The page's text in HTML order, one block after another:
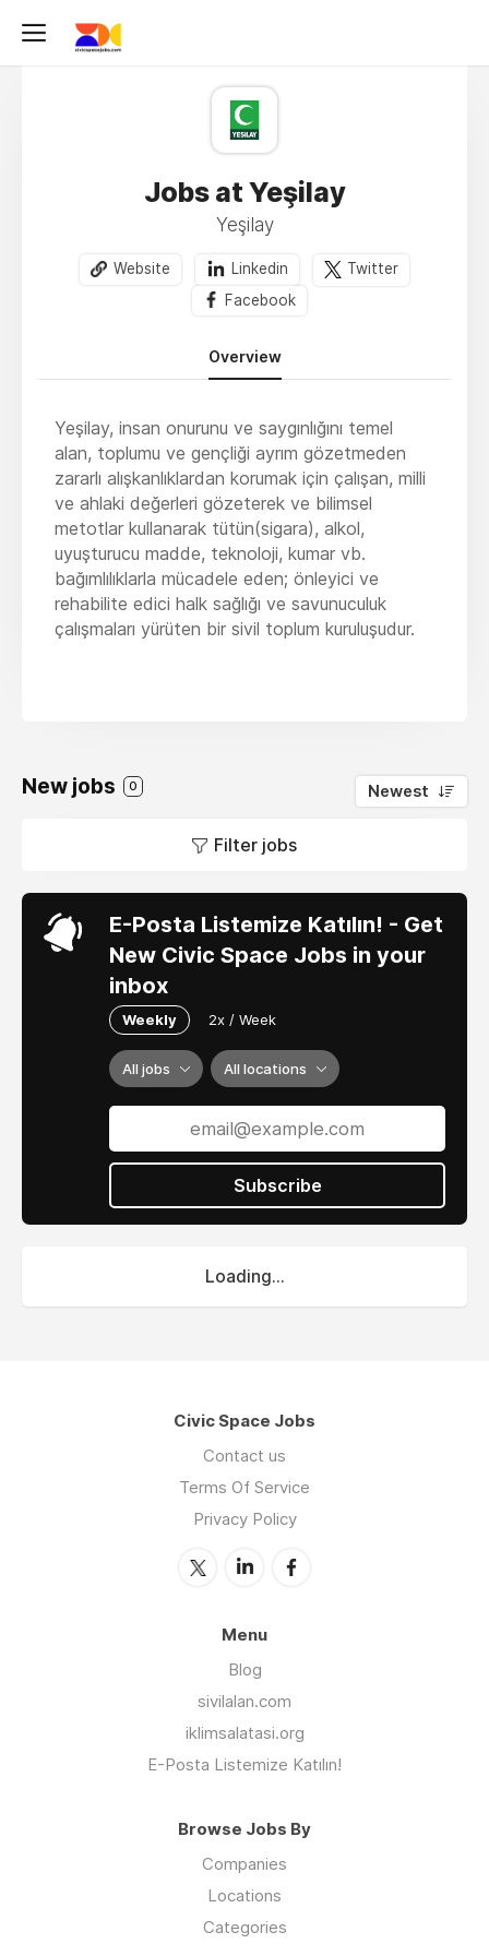
Jobs at Yeşilay
Yeşilay
Website Linkedin
Twitter
Facebook
Overview
Yeşilay, insan onurunu ve saygınlığını temel
alan, toplumu ve gençliği ayrım gözetmeden
zararlı alışkanlıklardan korumak için çalışan, milli
ve ahlaki değerleri gözeterek ve bilimsel
metotlar kullanarak tütün(sigara), alkol,
uyuşturucu madde, teknoloji, kumar vb.
bağımlılıklarla mücadele eden; önleyici ve
rehabilite edici halk sağlığı ve savunuculuk
çalışmaları yürüten bir sivil toplum kuruluşudur.
New jobs 0 Newest
Filter jobs
E-Posta Listemize Katılın! - Get
New Civic Space Jobs in your
inbox
Weekly 2x / Week
All jobs All locations
Subscribe
Loading...
Civic Space Jobs
Contact us
Terms Of Service
Privacy Policy
Menu
Blog
sivilalan.com
iklimsalatasi.org
E-Posta Listemize Katılın!
Browse Jobs By
Companies
Locations
Categories